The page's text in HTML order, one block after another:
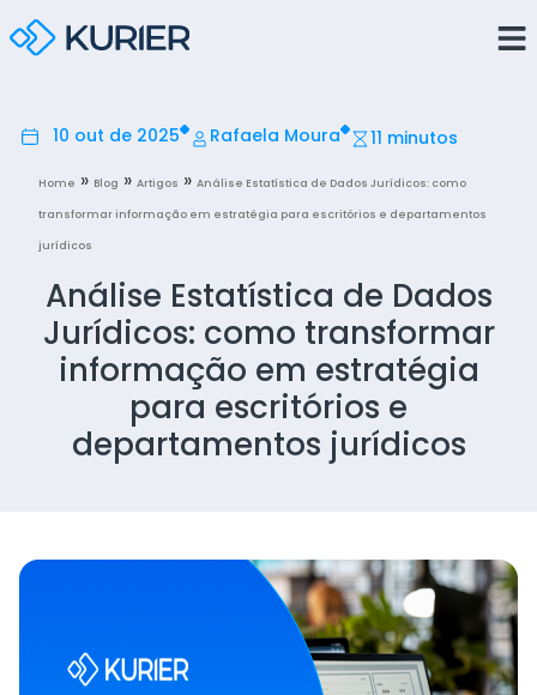
10 out de 2025 Rafaela Moura 11 minutos
Home » Blog » Artigos » Análise Estatística de Dados Jurídicos: como
transformar informação em estratégia para escritórios e departamentos
jurídicos
Análise Estatística de Dados
Jurídicos: como transformar
informação em estratégia
para escritórios e
departamentos jurídicos